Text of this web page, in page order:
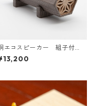
エコスピーカー 組子付
焼桐（グレー）